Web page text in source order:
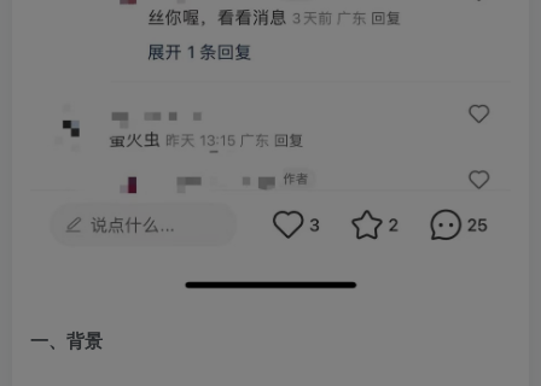
一、背景​